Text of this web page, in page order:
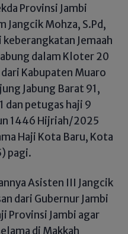
Provinsi Jambi
Jangcik Mohza, S.Pd,
Jemaah
dalam Kloter 20
Kabupaten Muaro
Jabung Barat 91,
dan petugas haji 9
1446 Hijriah/2025
Haji Kota Baru, Kota
pagi.
Asisten III Jangcik
dari Gubernur Jambi
Provinsi Jambi agar
di Makkah